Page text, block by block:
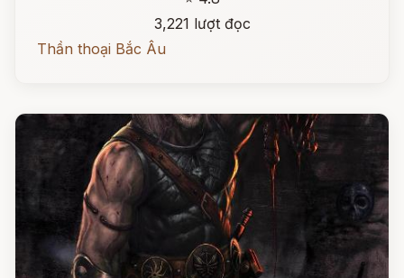
3,221 lượt đọc
Thần thoại Bắc Âu